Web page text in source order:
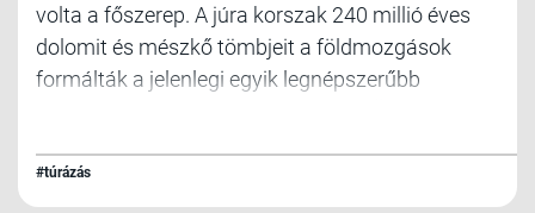
volta a főszerep. A júra korszak 240 millió éves
dolomit és mészkő tömbjeit a földmozgások
formálták a jelenlegi egyik legnépszerűbb
#túrázás